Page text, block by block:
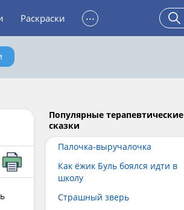
Раскраски ...
Популярные терапевтические
сказки
Палочка-выручалочка
Как ёжик Буль боялся идти в
школу
Страшный зверь